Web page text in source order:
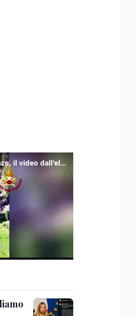
Frana lambisce le case di Auronzo, il video dall'elicottero dei vigili del fuoco